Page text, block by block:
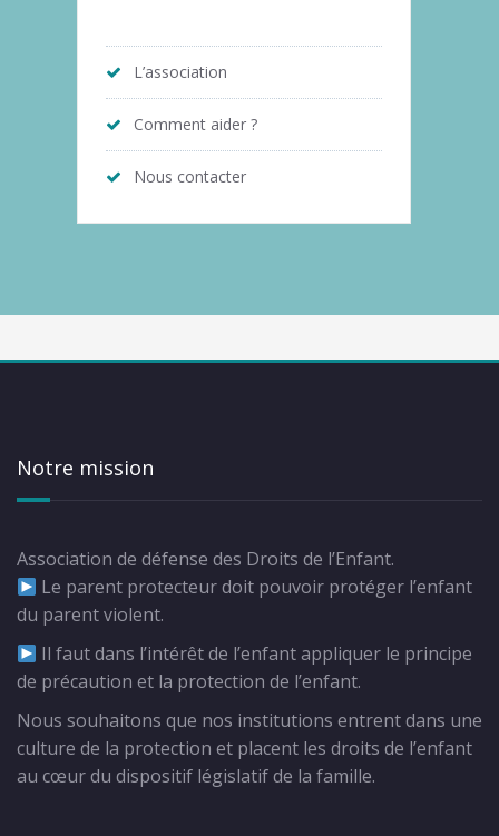
L’association
Comment aider ?
Nous contacter
Notre mission
Association de défense des Droits de l’Enfant.
Le parent protecteur doit pouvoir protéger l’enfant
du parent violent.
Il faut dans l’intérêt de l’enfant appliquer le principe
de précaution et la protection de l’enfant.
Nous souhaitons que nos institutions entrent dans une
culture de la protection et placent les droits de l’enfant
au cœur du dispositif législatif de la famille.